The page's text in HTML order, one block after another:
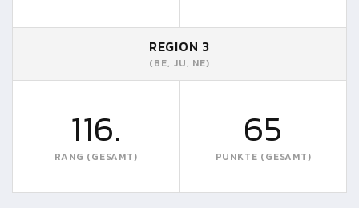
REGION 3
(BE, JU, NE)
116.
RANG (GESAMT)
65
PUNKTE (GESAMT)